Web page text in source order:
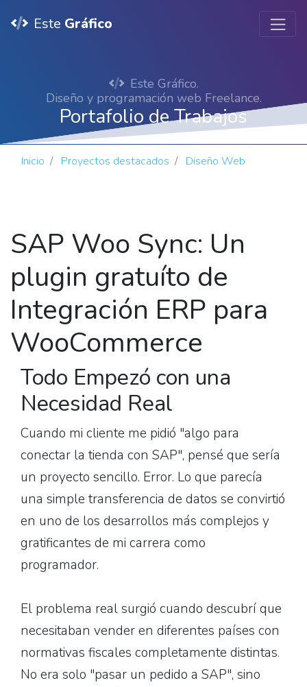
Este Gráfico
Este Gráfico.
Diseño y programación web Freelance.
Portafolio de Trabajos
Inicio Proyectos destacados Diseño Web
SAP Woo Sync: Un
plugin gratuíto de
Integración ERP para
WooCommerce
Todo Empezó con una
Necesidad Real
Cuando mi cliente me pidió "algo para
conectar la tienda con SAP", pensé que sería
un proyecto sencillo. Error. Lo que parecía
una simple transferencia de datos se convirtió
en uno de los desarrollos más complejos y
gratificantes de mi carrera como
programador.
El problema real surgió cuando descubrí que
necesitaban vender en diferentes países con
normativas fiscales completamente distintas.
No era solo "pasar un pedido a SAP", sino